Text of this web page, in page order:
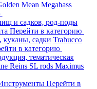
Mean Megabass
и садков, род-поды
Перейти в категорию
куканы, садки Trabucco
в категорию
тематическая
Reins SL rods Maximus
Перейти в